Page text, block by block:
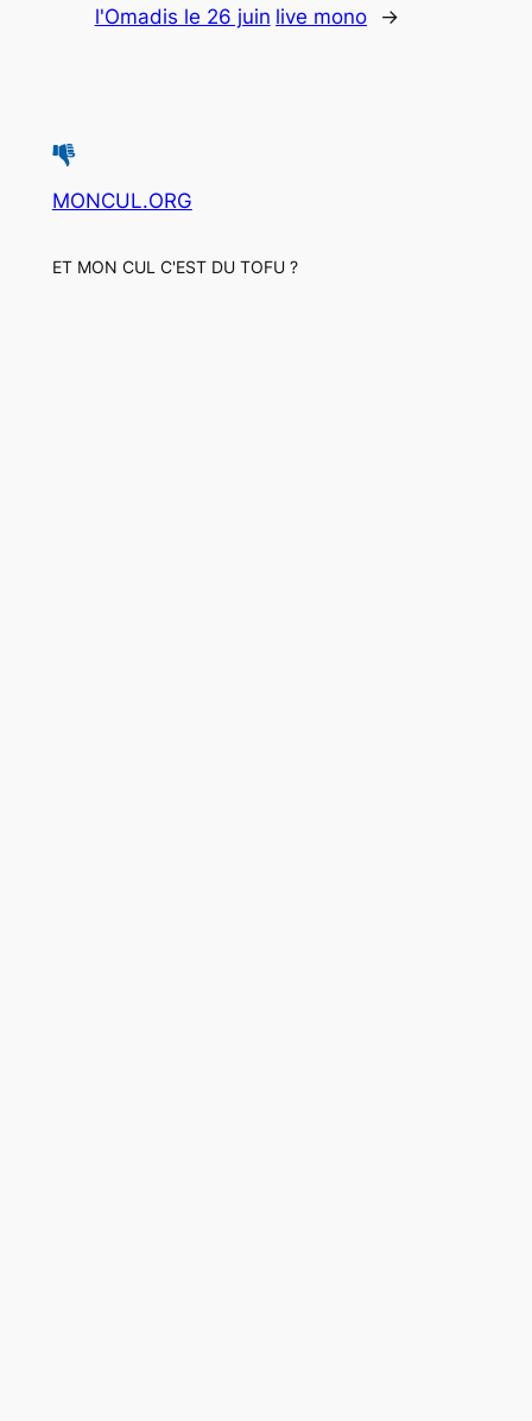
l'Omadis le 26 juin live mono
→
MONCUL.ORG
ET MON CUL C'EST DU TOFU ?